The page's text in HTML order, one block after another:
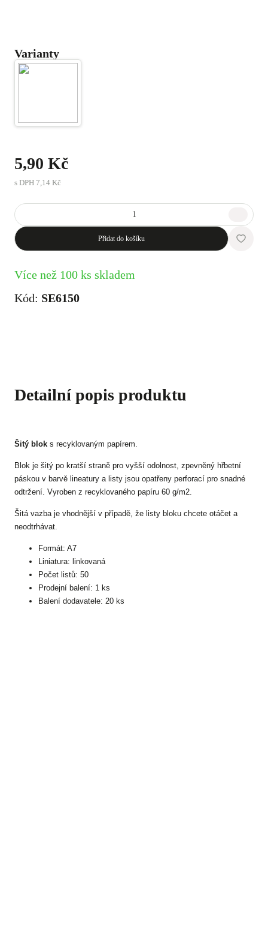
Varianty
5,90 Kč
s DPH 7,14 Kč
Přidat do košíku
Více než 100 ks skladem
Kód: SE6150
Detailní popis produktu
Šitý blok s recyklovaným papírem.
Blok je šitý po kratší straně pro vyšší odolnost, zpevněný hřbetní
páskou v barvě lineatury a listy jsou opatřeny perforací pro snadné
odtržení. Vyroben z recyklovaného papíru 60 g/m2.
Šitá vazba je vhodnější v případě, že listy bloku chcete otáčet a
neodtrhávat.
Formát: A7
Liniatura: linkovaná
Počet listů: 50
Prodejní balení: 1 ks
Balení dodavatele: 20 ks